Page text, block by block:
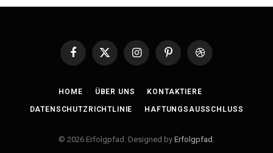
Facebook
X
InstagramPinterestDribbble
HOME ÜBER UNS KONTAKTIERE
DATENSCHUTZRICHTLINIE HAFTUNGSAUSSCHLUSS
© 2026 Erfolgpfad. Designed by Erfolgpfad .